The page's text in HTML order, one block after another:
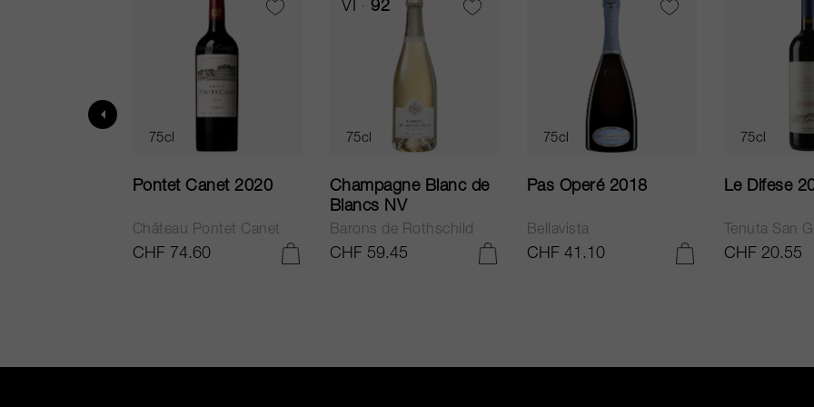
75cl
Pontet Canet 2020
Château Pontet Canet
CHF 74.60
VI 92
75cl
Champagne Blanc de
Blancs NV
Barons de Rothschild
CHF 59.45
75cl
Pas Operé 2018
Bellavista
CHF 41.10
75cl
Le Difese
Tenuta San
CHF 20.55